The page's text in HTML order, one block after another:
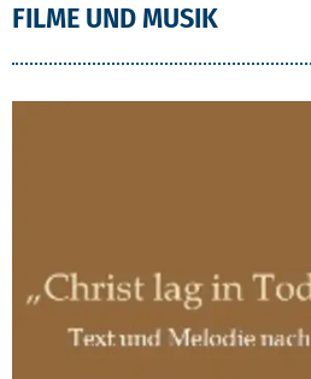
FILME UND MUSIK